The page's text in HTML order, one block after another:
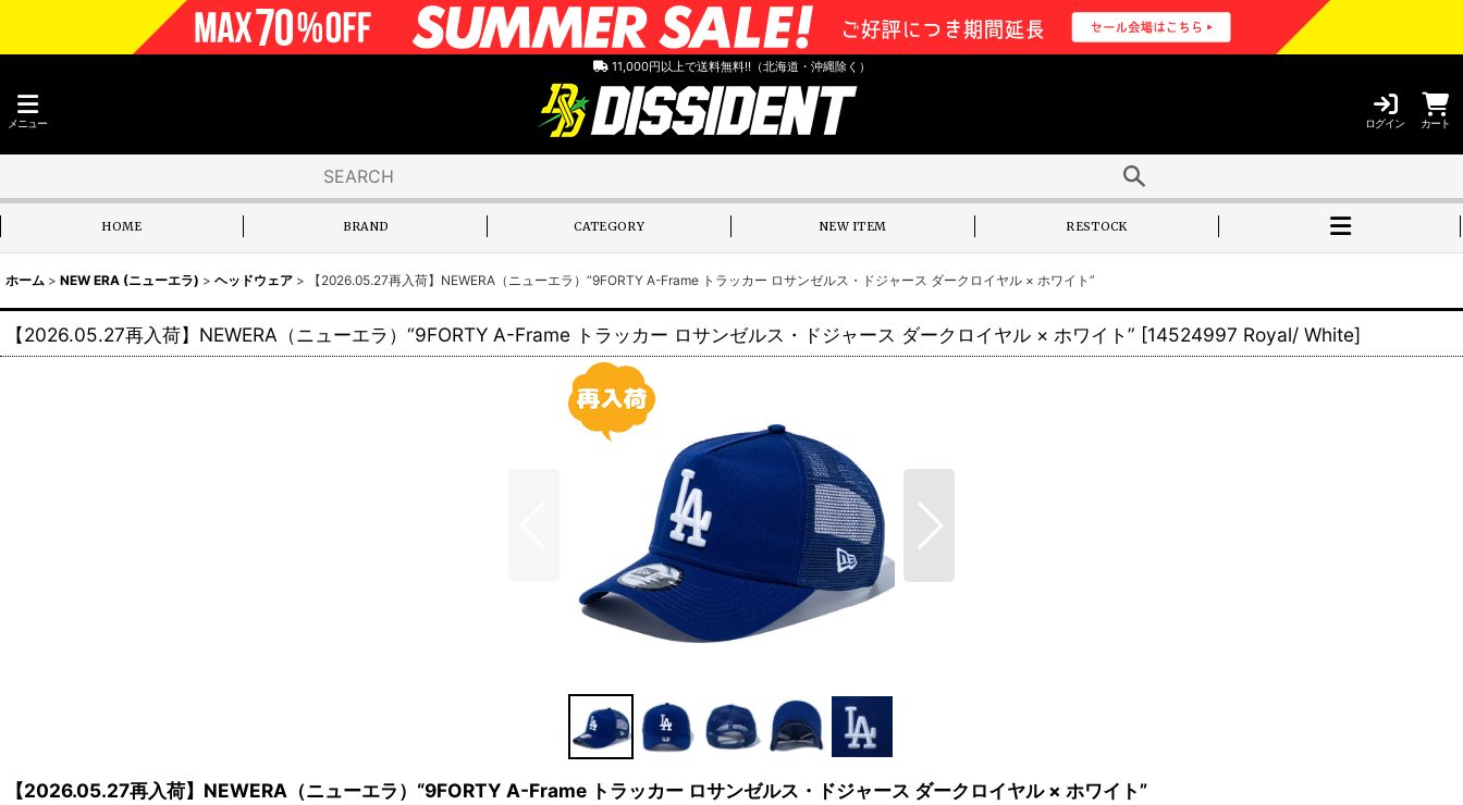
11,000円以上で送料無料!!（北海道・沖縄除く）
メニュー ログイン カート
HOME BRAND CATEGORY NEW ITEM RESTOCK
ホーム > NEW ERA (ニューエラ) > ヘッドウェア > 【2026.05.27再入荷】NEWERA（ニューエラ）“9FORTY A-Frame トラッカー ロサンゼルス・ドジャース ダークロイヤル × ホワイト”
【2026.05.27再入荷】NEWERA（ニューエラ）“9FORTY A-Frame トラッカー ロサンゼルス・ドジャース ダークロイヤル × ホワイト” [14524997 Royal/ White]
【2026.05.27再入荷】NEWERA（ニューエラ）“9FORTY A-Frame トラッカー ロサンゼルス・ドジャース ダークロイヤル × ホワイト”